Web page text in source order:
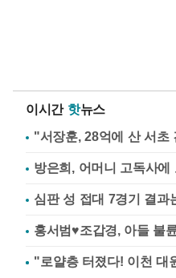
이시간 핫뉴스
"서장훈, 28억에 산 서초
방은희, 어머니 고독사
심판 성 접대 7경기 결
홍서범♥조갑경, 아들 불